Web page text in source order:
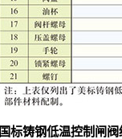
国标铸钢低温控制闸